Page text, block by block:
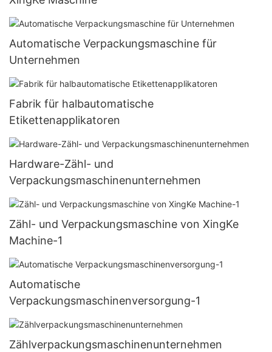
Automatische Verpackungsmaschine für
Unternehmen
Fabrik für halbautomatische
Etikettenapplikatoren
Hardware-Zähl- und
Verpackungsmaschinenunternehmen
Zähl- und Verpackungsmaschine von XingKe
Machine-1
Automatische
Verpackungsmaschinenversorgung-1
Zählverpackungsmaschinenunternehmen